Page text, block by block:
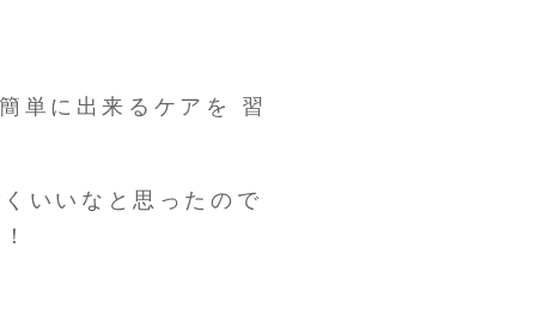
単に出来るケアを 習
いいなと思ったので